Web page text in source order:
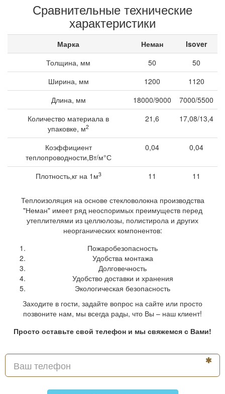
Сравнительные технические
характеристики
Марка Неман
Isover
Толщина, мм
50
50
Ширина, мм
1200
1120
Длина, мм
18000/9000
7000/5500
Количество материала в
упаковке, м2
21,6 17,08/13,4
Коэффициент
теплопроводности,Вт/м°С
0,04 0,04
Плотность,кг на 1м3 11 11
Теплоизоляция на основе стекловолокна производства
"Неман" имеет ряд неоспоримых преимуществ перед
утеплителями из целлюлозы, полистирола и других
неорганических компонентов:
Пожаробезопасность
Удобства монтажа
Долговечность
Удобство доставки и хранения
Экологическая безопасность
Заходите в гости, задайте вопрос на сайте или просто
позвоните нам, мы всегда рады, что Вы – наш клиент!
Просто оставьте свой телефон и мы свяжемся с Вами!